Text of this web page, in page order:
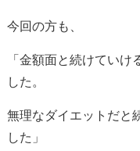
今回の方も、
「金額面と続けていけ
した。
無理なダイエットだと
した」